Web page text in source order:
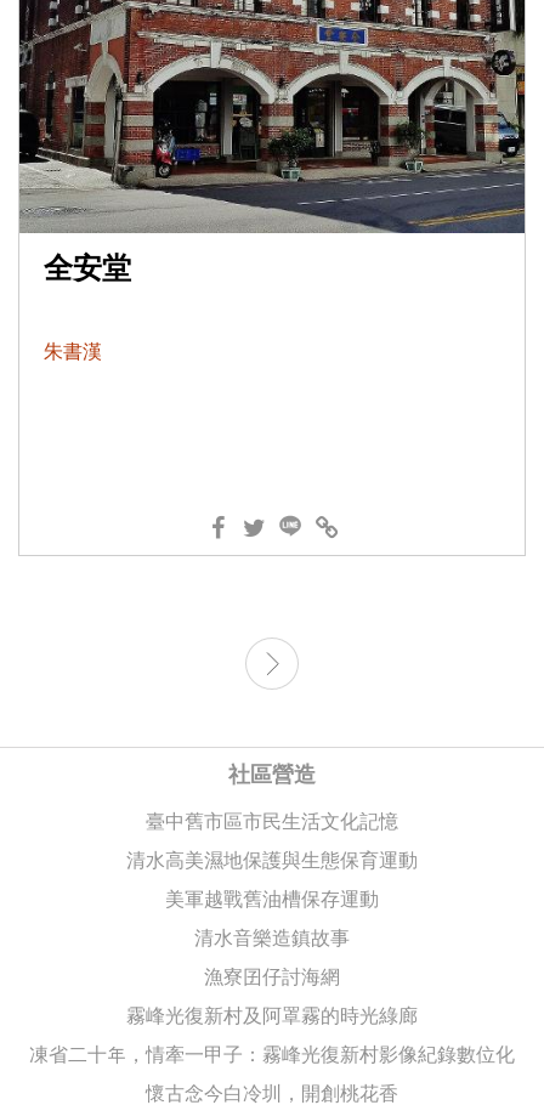
全安堂
朱書漢
社區營造
臺中舊市區市民生活文化記憶
清水高美濕地保護與生態保育運動
美軍越戰舊油槽保存運動
清水音樂造鎮故事
漁寮囝仔討海網
霧峰光復新村及阿罩霧的時光綠廊
凍省二十年，情牽一甲子：霧峰光復新村影像紀錄數位化
懷古念今白冷圳，開創桃花香